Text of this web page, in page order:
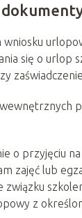
wniosku
się o urlop
o przyjęciu
zajęć lub
związku
z